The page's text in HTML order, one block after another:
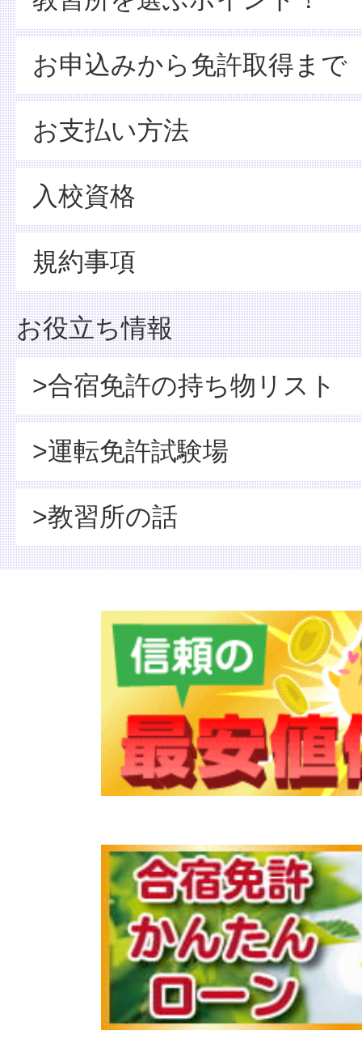
お申込みから免許取得まで
お支払い方法
入校資格
規約事項
お役立ち情報
>合宿免許の持ち物リスト
>運転免許試験場
>教習所の話